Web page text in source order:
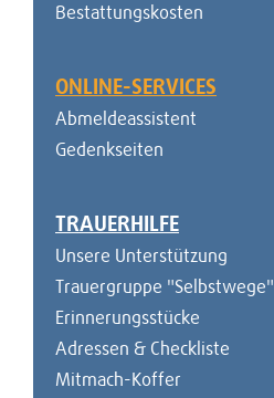
Bestattungskosten
ONLINE-SERVICES
Abmeldeassistent
Gedenkseiten
TRAUERHILFE
Unsere Unterstützung
Trauergruppe "Selbstwege"
Erinnerungsstücke
Adressen & Checkliste
Mitmach-Koffer